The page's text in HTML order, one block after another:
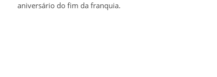
aniversário do fim da franquia.